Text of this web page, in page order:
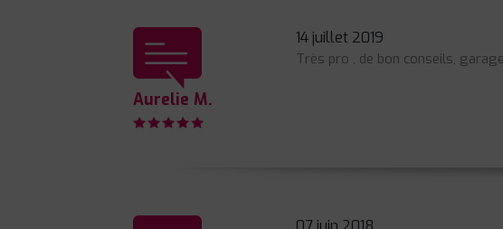
Aurelie M.
14 juillet 2019
Très pro , de bon conseils,